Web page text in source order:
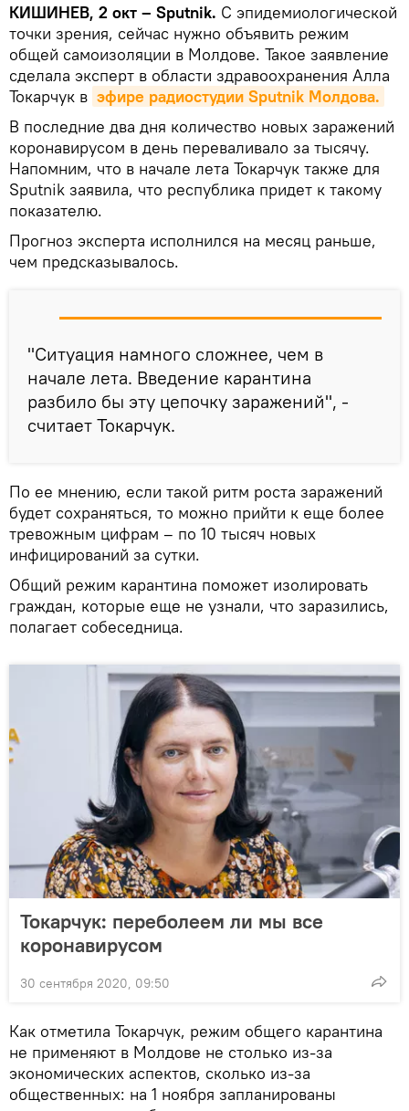
КИШИНЕВ, 2 окт – Sputnik. С эпидемиологической
точки зрения, сейчас нужно объявить режим
общей самоизоляции в Молдове. Такое заявление
сделала эксперт в области здравоохранения Алла
Токарчук в эфире радиостудии Sputnik Молдова.
В последние два дня количество новых заражений
коронавирусом в день переваливало за тысячу.
Напомним, что в начале лета Токарчук также для
Sputnik заявила, что республика придет к такому
показателю.
Прогноз эксперта исполнился на месяц раньше,
чем предсказывалось.
"Ситуация намного сложнее, чем в
начале лета. Введение карантина
разбило бы эту цепочку заражений", -
считает Токарчук.
По ее мнению, если такой ритм роста заражений
будет сохраняться, то можно прийти к еще более
тревожным цифрам – по 10 тысяч новых
инфицирований за сутки.
Общий режим карантина поможет изолировать
граждан, которые еще не узнали, что заразились,
полагает собеседница.
Токарчук: переболеем ли мы все
коронавирусом
30 сентября 2020, 09:50
Как отметила Токарчук, режим общего карантина
не применяют в Молдове не столько из-за
экономических аспектов, сколько из-за
общественных: на 1 ноября запланированы